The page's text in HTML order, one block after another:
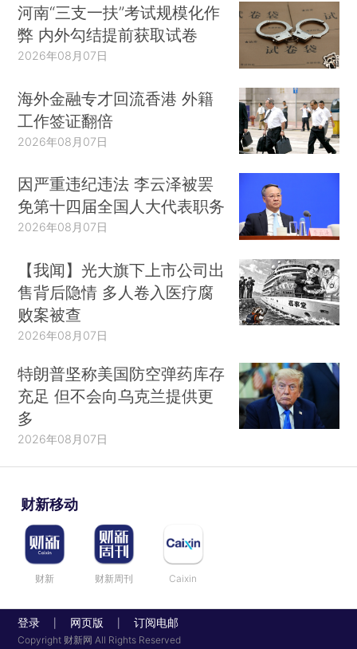
河南“三支一扶”考试规模化作
弊 内外勾结提前获取试卷
2026年08月07日
海外金融专才回流香港 外籍
工作签证翻倍
2026年08月07日
因严重违纪违法 李云泽被罢
免第十四届全国人大代表职务
2026年08月07日
【我闻】光大旗下上市公司出
售背后隐情 多人卷入医疗腐
败案被查
2026年08月07日
特朗普坚称美国防空弹药库存
充足 但不会向乌克兰提供更
多
2026年08月07日
财新移动
财新 财新周刊 Caixin
登录 网页版 订阅电邮
Copyright 财新网 All Rights Reserved